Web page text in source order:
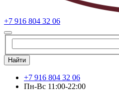
+7 916 804 32 06
Найти
+7 916 804 32 06
Пн-Вс 11:00-22:00